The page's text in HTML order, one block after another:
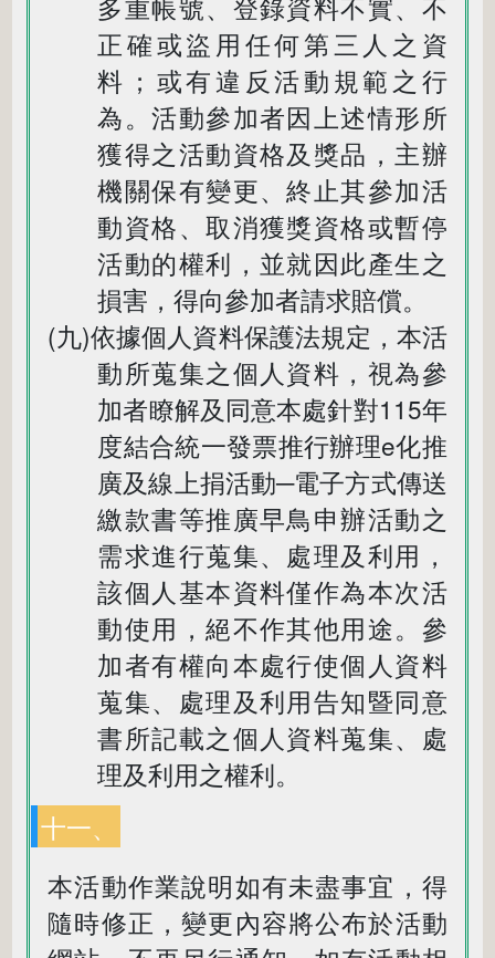
正確或盜用任何第三人之資
料；或有違反活動規範之行
為。活動參加者因上述情形所
獲得之活動資格及獎品，主辦
機關保有變更、終止其參加活
動資格、取消獲獎資格或暫停
活動的權利，並就因此產生之
損害，得向參加者請求賠償。
(九)依據個人資料保護法規定，本活
動所蒐集之個人資料，視為參
加者瞭解及同意本處針對115年
度結合統一發票推行辦理e化推
廣及線上捐活動─電子方式傳送
繳款書等推廣早鳥申辦活動之
需求進行蒐集、處理及利用，
該個人基本資料僅作為本次活
動使用，絕不作其他用途。參
加者有權向本處行使個人資料
蒐集、處理及利用告知暨同意
書所記載之個人資料蒐集、處
理及利用之權利。
十一、
本活動作業說明如有未盡事宜，得
隨時修正，變更內容將公布於活動